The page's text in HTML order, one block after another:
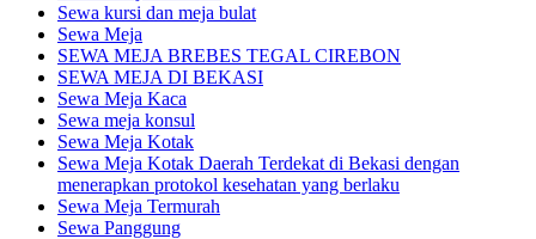
Sewa kursi dan meja bulat
Sewa Meja
SEWA MEJA BREBES TEGAL CIREBON
SEWA MEJA DI BEKASI
Sewa Meja Kaca
Sewa meja konsul
Sewa Meja Kotak
Sewa Meja Kotak Daerah Terdekat di Bekasi dengan
menerapkan protokol kesehatan yang berlaku
Sewa Meja Termurah
Sewa Panggung